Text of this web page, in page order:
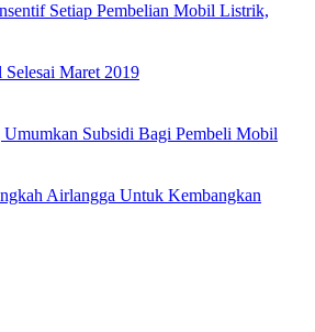
Setiap Pembelian Mobil Listrik,
Maret 2019
Subsidi Bagi Pembeli Mobil
Airlangga Untuk Kembangkan